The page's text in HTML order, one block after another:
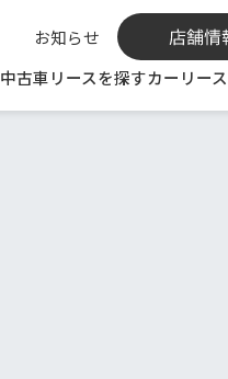
お知らせ
中古車リースを探すカーリース